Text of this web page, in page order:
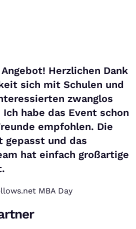
Herzlichen Dank
sich mit Schulen und
zwanglos
habe das Event schon
empfohlen. Die
gepasst und das
hat einfach großartige
MBA Day